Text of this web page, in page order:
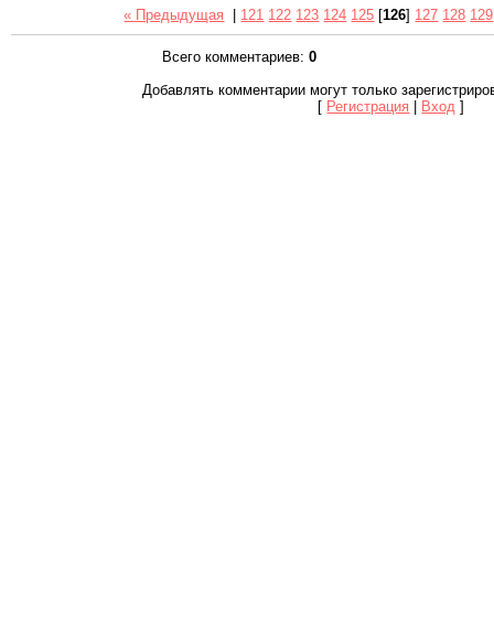
« Предыдущая 121 122 123 124 125 [126] 127 128 129
Всего комментариев: 0
Добавлять комментарии могут только
[ Регистрация | Вход ]